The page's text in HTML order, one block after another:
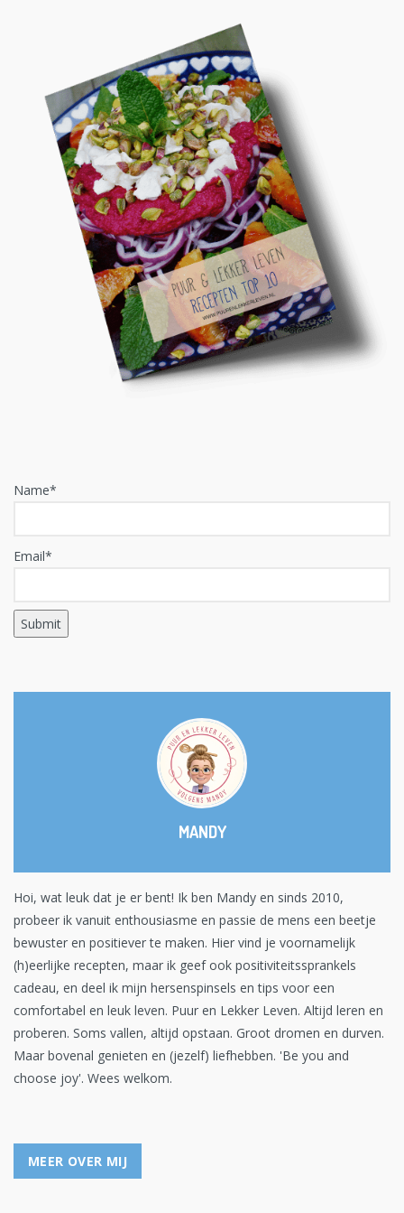
Name*
Email*
MANDY
Hoi, wat leuk dat je er bent! Ik ben Mandy en sinds 2010,
probeer ik vanuit enthousiasme en passie de mens een beetje
bewuster en positiever te maken. Hier vind je voornamelijk
(h)eerlijke recepten, maar ik geef ook positiviteitssprankels
cadeau, en deel ik mijn hersenspinsels en tips voor een
comfortabel en leuk leven. Puur en Lekker Leven. Altijd leren en
proberen. Soms vallen, altijd opstaan. Groot dromen en durven.
Maar bovenal genieten en (jezelf) liefhebben. 'Be you and
choose joy'. Wees welkom.
MEER OVER MIJ